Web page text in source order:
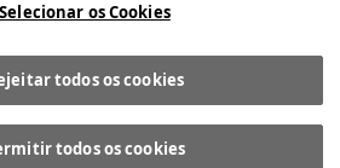
Selecionar os Cookies
todos os cookies
todos os cookies